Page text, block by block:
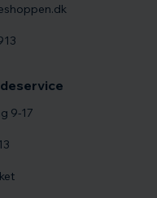
9-17